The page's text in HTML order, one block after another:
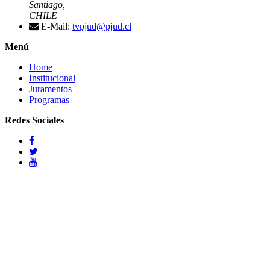
Santiago,
CHILE
E-Mail: tvpjud@pjud.cl
Menú
Home
Institucional
Juramentos
Programas
Redes Sociales